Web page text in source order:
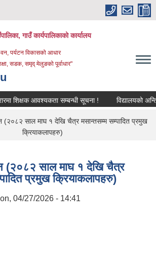
गाउँ कार्यपालिकाको कार्यालय
पर्यटन विकासको आधार
सडक, समृद् मेलुङको पूर्वाधार"
शिक्षक आवश्‍यकता सम्बन्धी सूचना ! विद्यालयको अन्तिम
साल माघ १ देखि चैत्र मसान्तसम्म सम्पादित प्रमुख
क्रियाकलापहरु)
(२०८२ साल माघ १ देखि चैत्र
प्रमुख क्रियाकलापहरु)
04/27/2026 - 14:41